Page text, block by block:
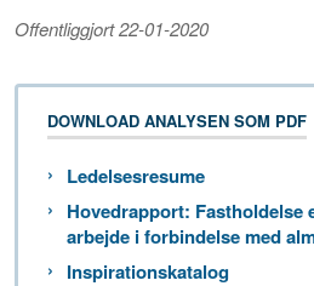
Offentliggjort 22-01-2020
DOWNLOAD ANALYSEN SOM PDF
Ledelsesresume
Hovedrapport: Fastholdelse
arbejde i forbindelse med
Inspirationskatalog